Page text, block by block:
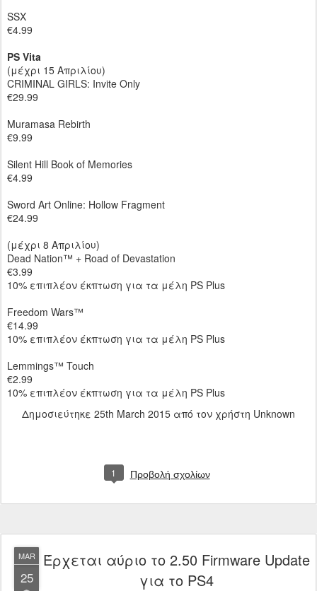
SSX
€4.99
PS Vita
(μέχρι 15 Απριλίου)
CRIMINAL GIRLS: Invite Only
€29.99
Muramasa Rebirth
€9.99
Silent Hill Book of Memories
€4.99
Sword Art Online: Hollow Fragment
€24.99
(μέχρι 8 Απριλίου)
Dead Nation™ + Road of Devastation
€3.99
10% επιπλέον έκπτωση για τα μέλη PS Plus
Freedom Wars™
€14.99
10% επιπλέον έκπτωση για τα μέλη PS Plus
Lemmings™ Touch
€2.99
10% επιπλέον έκπτωση για τα μέλη PS Plus
Δημοσιεύτηκε 25th March 2015 από τον χρήστη Unknown
1 Προβολή σχολίων
MAR
25
Έρχεται αύριο το 2.50 Firmware Update
για το PS4